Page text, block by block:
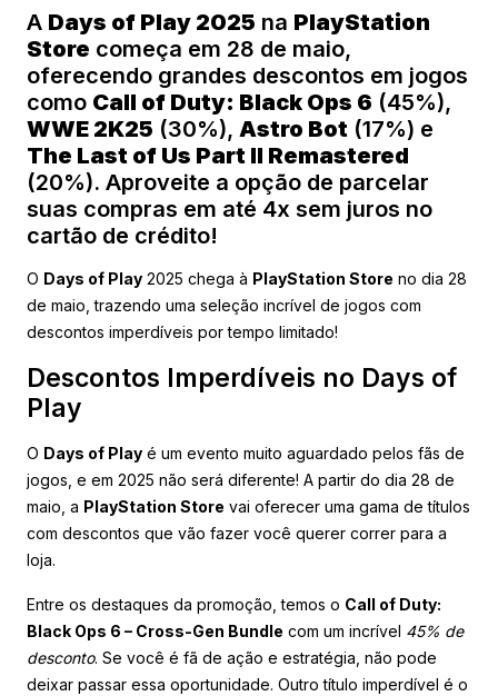
A Days of Play 2025 na PlayStation
Store começa em 28 de maio,
oferecendo grandes descontos em jogos
como Call of Duty: Black Ops 6 (45%),
WWE 2K25 (30%), Astro Bot (17%) e
The Last of Us Part II Remastered
(20%). Aproveite a opção de parcelar
suas compras em até 4x sem juros no
cartão de crédito!
O Days of Play 2025 chega à PlayStation Store no dia 28
de maio, trazendo uma seleção incrível de jogos com
descontos imperdíveis por tempo limitado!
Descontos Imperdíveis no Days of
Play
O Days of Play é um evento muito aguardado pelos fãs de
jogos, e em 2025 não será diferente! A partir do dia 28 de
maio, a PlayStation Store vai oferecer uma gama de títulos
com descontos que vão fazer você querer correr para a
loja.
Entre os destaques da promoção, temos o Call of Duty:
Black Ops 6 – Cross-Gen Bundle com um incrível 45% de
desconto. Se você é fã de ação e estratégia, não pode
deixar passar essa oportunidade. Outro título imperdível é o